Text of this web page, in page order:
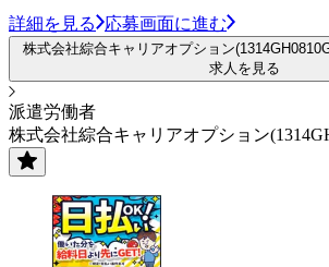
詳細を見る 応募画面に進む
株式会社綜合キャリアオプション
求人を見る
派遣労働者
株式会社綜合キャリアオプション